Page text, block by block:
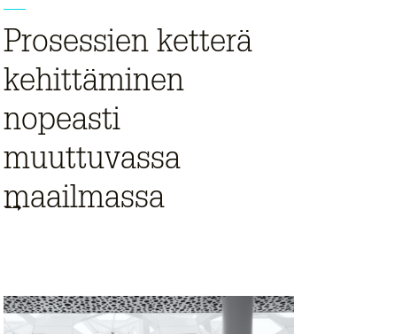
Prosessien ketterä
kehittäminen
nopeasti
muuttuvassa
maailmassa